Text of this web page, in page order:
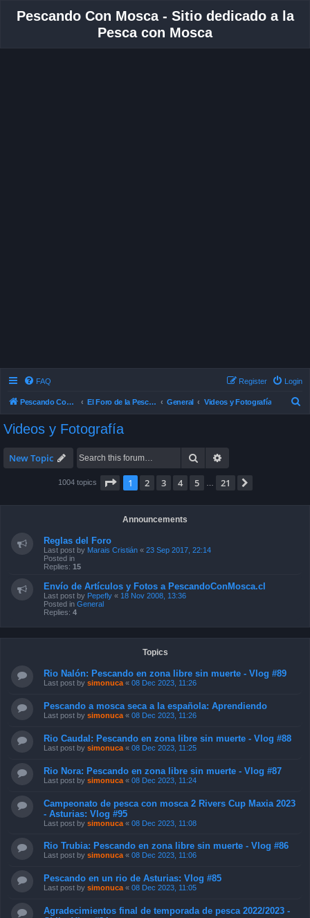
Pescando Con Mosca - Sitio dedicado a la
Pesca con Mosca
FAQ Login
Register
Pescando Con Mosca El Foro de la Pesca con Mosca en Chile General Videos y Fotografía
Videos y Fotografía
New Topic Search
1004 topics Page 1of 21
1 2 3 4 5 21
Announcements
Reglas del Foro
Last post by Marais Cristián « 23 Sep 2017, 22:14
Posted in
Replies: 15
Envío de Artículos y Fotos a PescandoConMosca.cl
Last post by Pepefly « 18 Nov 2008, 13:36
Posted in General
Replies: 4
Topics
Rio Nalón: Pescando en zona libre sin muerte - Vlog #89
Last post by simonuca « 08 Dec 2023, 11:26
Pescando a mosca seca a la española: Aprendiendo
Last post by simonuca « 08 Dec 2023, 11:26
Rio Caudal: Pescando en zona libre sin muerte - Vlog #88
Last post by simonuca « 08 Dec 2023, 11:25
Rio Nora: Pescando en zona libre sin muerte - Vlog #87
Last post by simonuca « 08 Dec 2023, 11:24
Campeonato de pesca con mosca 2 Rivers Cup Maxia 2023
- Asturias: Vlog #95
Last post by simonuca « 08 Dec 2023, 11:08
Rio Trubia: Pescando en zona libre sin muerte - Vlog #86
Last post by simonuca « 08 Dec 2023, 11:06
Pescando en un rio de Asturias: Vlog #85
Last post by simonuca « 08 Dec 2023, 11:05
Agradecimientos final de temporada de pesca 2022/2023 -